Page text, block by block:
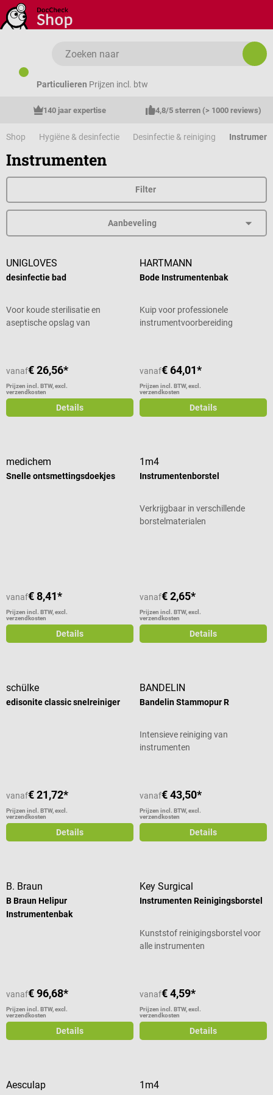
Ga naar de hoofdinhoud
Particulieren Prijzen incl. btw
140 jaar expertise 4,8/5 sterren (> 1000 reviews)
Shop Hygiëne & desinfectie Desinfectie & reiniging
Instrumenten
Filter
UNIGLOVES
desinfectie bad
Voor koude sterilisatie en
aseptische opslag van
vanaf€ 26,56*
Prijzen incl. BTW, excl.
verzendkosten
Details
HARTMANN
Bode Instrumentenbak
Kuip voor professionele
instrumentvoorbereiding
vanaf€ 64,01*
Prijzen incl. BTW, excl.
verzendkosten
Details
medichem
Snelle ontsmettingsdoekjes
vanaf€ 8,41*
Prijzen incl. BTW, excl.
verzendkosten
Details
1m4
Instrumentenborstel
Verkrijgbaar in verschillende
borstelmaterialen
vanaf€ 2,65*
Prijzen incl. BTW, excl.
verzendkosten
Details
schülke
edisonite classic snelreiniger
vanaf€ 21,72*
Prijzen incl. BTW, excl.
verzendkosten
Details
BANDELIN
Bandelin Stammopur R
Intensieve reiniging van
instrumenten
vanaf€ 43,50*
Prijzen incl. BTW, excl.
verzendkosten
Details
B. Braun
B Braun Helipur
Instrumentenbak
vanaf€ 96,68*
Prijzen incl. BTW, excl.
verzendkosten
Details
Key Surgical
Instrumenten Reinigingsborstel
Kunststof reinigingsborstel voor
alle instrumenten
vanaf€ 4,59*
Prijzen incl. BTW, excl.
verzendkosten
Details
Aesculap 1m4